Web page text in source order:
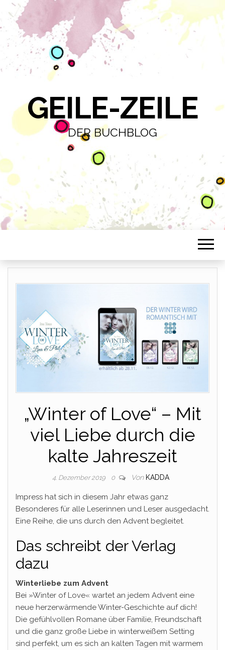
GEILE-ZEILE
DER BUCHBLOG
„Winter of Love“ – Mit
viel Liebe durch die
kalte Jahreszeit
4. Dezember 2019 0 Von KADDA
Impress hat sich in diesem Jahr etwas ganz
Besonderes für alle Leserinnen und Leser ausgedacht.
Eine Reihe, die uns durch den Advent begleitet.
Das schreibt der Verlag
dazu
Winterliebe zum Advent
Bei »Winter of Love« wartet an jedem Advent eine
neue herzerwärmende Winter-Geschichte auf dich!
Die gefühlvollen Romane über Familie, Freundschaft
und die ganz große Liebe in winterweißem Setting
sind perfekt, um es sich an kalten Tagen mit warmem